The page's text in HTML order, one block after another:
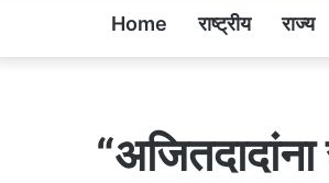
Home राष्ट्रीय राज्य